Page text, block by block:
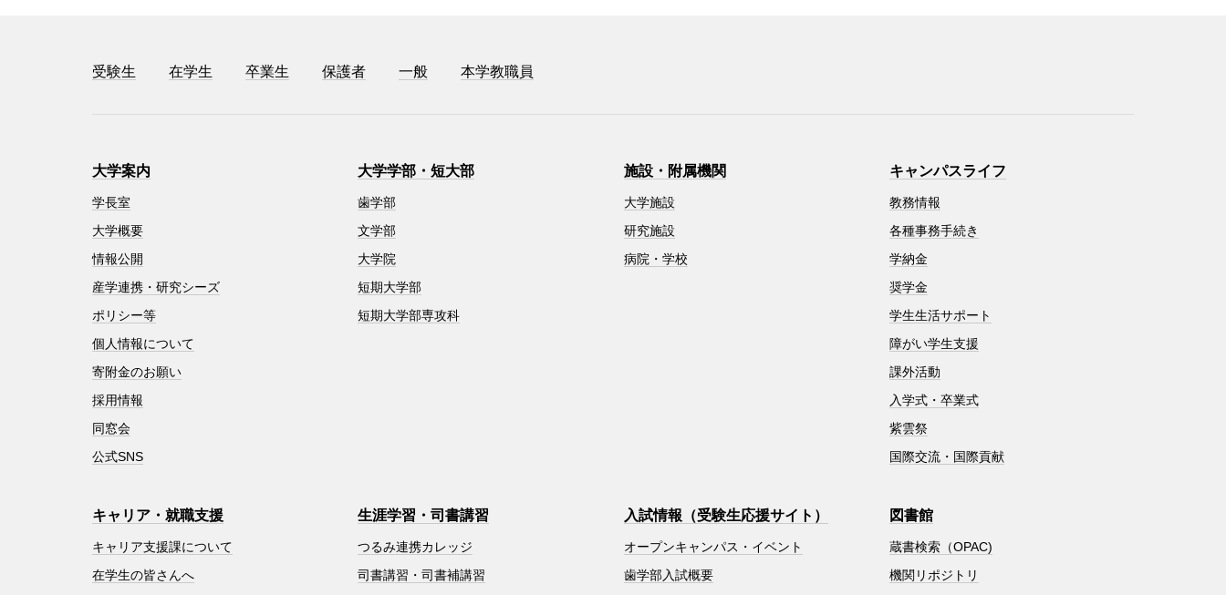
受験生 在学生 卒業生 保護者 一般 本学教職員
大学案内
学長室
大学概要
情報公開
産学連携・研究シーズ
ポリシー等
個人情報について
寄附金のお願い
採用情報
同窓会
公式SNS
大学学部・短大部
歯学部
文学部
大学院
短期大学部
短期大学部専攻科
施設・附属機関
大学施設
研究施設
病院・学校
キャンパスライフ
教務情報
各種事務手続き
学納金
奨学金
学生生活サポート
障がい学生支援
課外活動
入学式・卒業式
紫雲祭
国際交流・国際貢献
キャリア・就職支援
キャリア支援課について
在学生の皆さんへ
生涯学習・司書講習
つるみ連携カレッジ
司書講習・司書補講習
入試情報（受験生応援サイト）
オープンキャンパス・イベント
歯学部入試概要
図書館
蔵書検索（OPAC)
機関リポジトリ